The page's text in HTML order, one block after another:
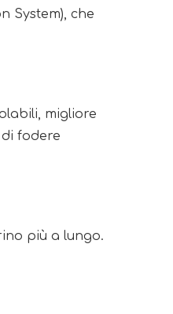
System), che
migliore
fodere
più a lungo.